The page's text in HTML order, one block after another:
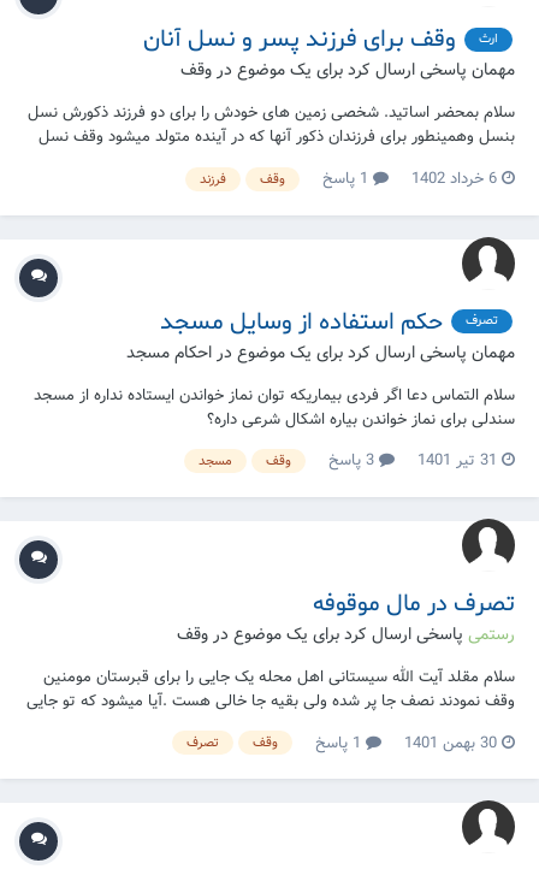
ارث وقف برای فرزند پسر و نسل آنان
مهمان پاسخی ارسال کرد برای یک موضوع در وقف
سلام بمحضر اساتید. شخصی زمین های خودش را برای دو فرزند ذکورش نسل
بنسل وهمینطور برای فرزندان ذکور آنها که در آینده متولد میشود وقف نسل
بنسل می کند ،از یکی آن دوفرزند هیچ فرزند واولاد نمانده ازدیگر شان مانده
آیا وقف صحیح است یاخ...
6 خرداد 1402 وقف فرزند
تصرف حکم استفاده از وسایل مسجد
مهمان پاسخی ارسال کرد برای یک موضوع در احکام مسجد
سلام التماس دعا اگر فردی بیماریکه توان نماز خواندن ایستاده نداره از مسجد
سندلی برای نماز خواندن بیاره اشکال شرعی داره؟
31 تیر 1401
وقف مسجد
تصرف در مال موقوفه
رستمی پاسخی ارسال کرد برای یک موضوع در وقف
سلام مقلد آیت الله سیستانی اهل محله یک جایی را برای قبرستان مومنین
وقف نمودند نصف جا پر شده ولی بقیه جا خالی هست .آیا میشود که تو جایی
خالی درخت کاری کنیم و منفعت آن را برای قبرستان استفاده کنیم ھمچنین
اجارہ دادن آن زمین به نصف منفعت برای موجر و نصف دیگر برای قبرستان
باشد جایز است یا خیر
30 بهمن 1401 وقف تصرف